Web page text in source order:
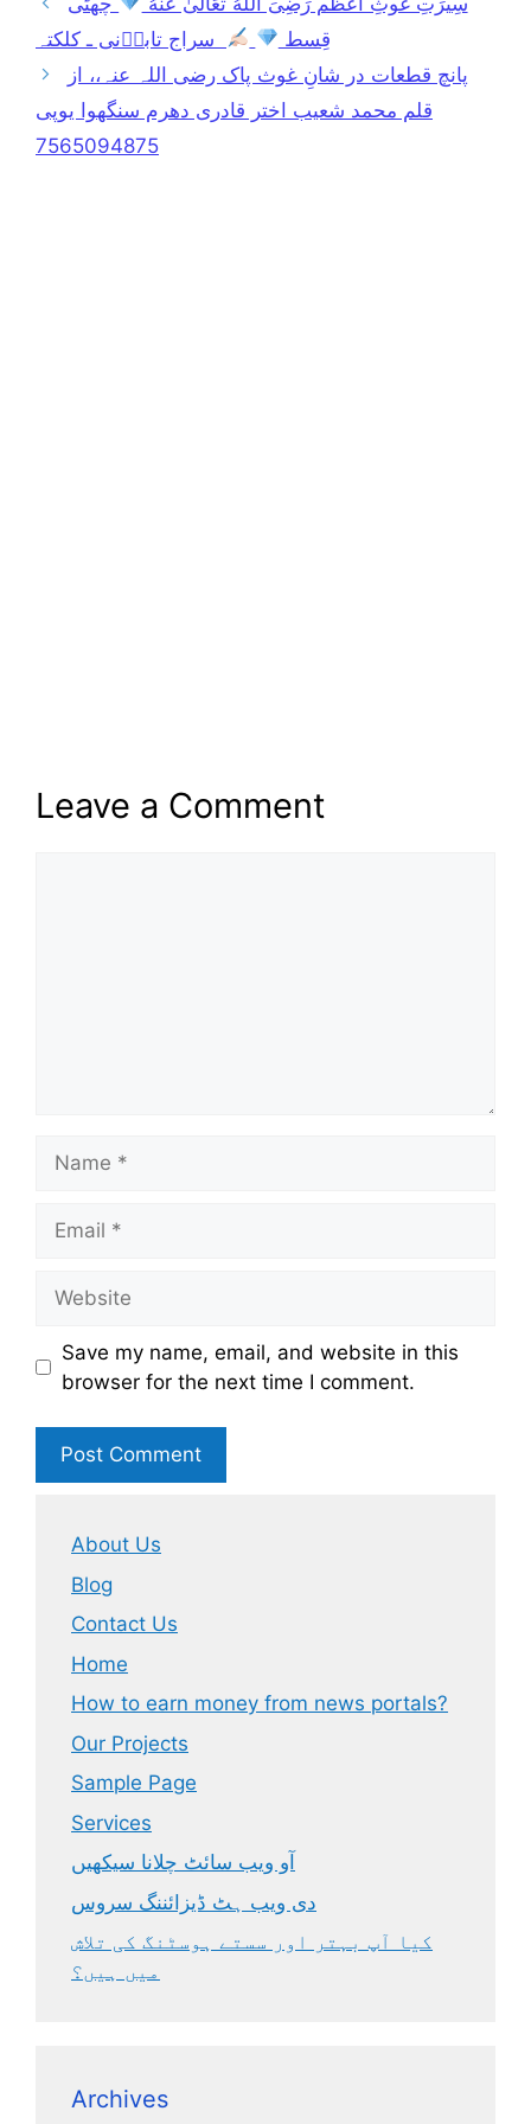
قِسط
سراج تاباؔنی ـ کلکتہ
پانچ قطعات در شانِ غوث پاک رضی اللہ عنہ،، از
قلم محمد شعیب اختر قادری دھرم سنگھوا یوپی
7565094875
Leave a Comment
Save my name, email, and website in this
browser for the next time I comment.
About Us
Blog
Contact Us
Home
How to earn money from news portals?
Our Projects
Sample Page
Services
آو ویب سائٹ چلانا سیکھیں
دی ویب ہٹ ڈیزائننگ سروس
کیا آپ بہتر اور سستے ہوسٹنگ کی تلاش
میں ہیں؟
Archives